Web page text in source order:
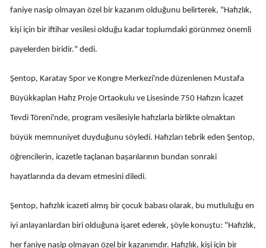
Edirne
Gaziantep
Giresun
Hakkari
Hatay
faniye nasip olmayan özel bir kazanım olduğunu belirterek, "Hafızlık,
kişi için bir iftihar vesilesi olduğu kadar toplumdaki görünmez önemli
payelerden biridir." dedi.
Şentop, Karatay Spor ve Kongre Merkezi'nde düzenlenen Mustafa
Büyükkaplan Hafız Proje Ortaokulu ve Lisesinde 750 Hafızın İcazet
Tevdi Töreni'nde, program vesilesiyle hafızlarla birlikte olmaktan
büyük memnuniyet duyduğunu söyledi. Hafızları tebrik eden Şentop,
öğrencilerin, icazetle taçlanan başarılarının bundan sonraki
hayatlarında da devam etmesini diledi.
Şentop, hafızlık icazeti almış bir çocuk babası olarak, bu mutluluğu en
iyi anlayanlardan biri olduğuna işaret ederek, şöyle konuştu: "Hafızlık,
her faniye nasip olmayan özel bir kazanımdır. Hafızlık, kişi için bir